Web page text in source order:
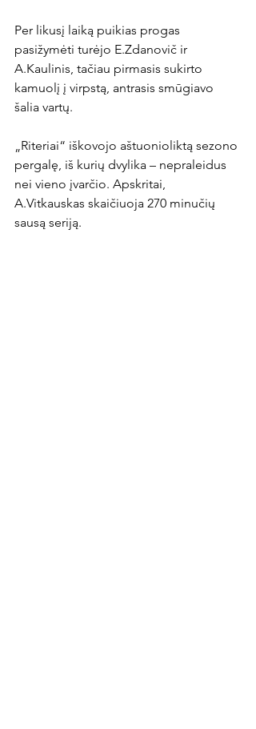
Per likusį laiką puikias progas
pasižymėti turėjo E.Zdanovič ir
A.Kaulinis, tačiau pirmasis sukirto
kamuolį į virpstą, antrasis smūgiavo
šalia vartų.
„Riteriai“ iškovojo aštuonioliktą sezono
pergalę, iš kurių dvylika – nepraleidus
nei vieno įvarčio. Apskritai,
A.Vitkauskas skaičiuoja 270 minučių
sausą seriją.